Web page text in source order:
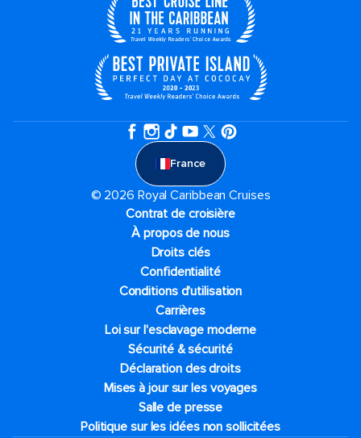
France
© 2026 Royal Caribbean Cruises
Contrat de croisière
À propos de nous
Droits clés
Confidentialité
Conditions d'utilisation
Carrières
Loi sur l'esclavage moderne
Sécurité & sécurité
Déclaration des droits
Mises à jour sur les voyages
Salle de presse
Politique sur les idées non sollicitées